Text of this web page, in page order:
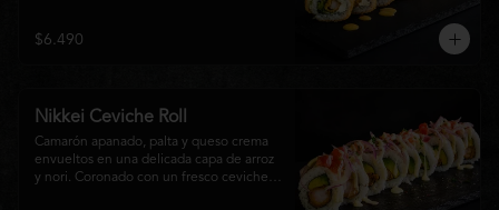
y una sedosa salsa huancaína, finalizada
con toques de pimentón rojo fresco que
$6.490
Nikkei Ceviche Roll
Camarón apanado, palta y queso crema
envueltos en una delicada capa de arroz
y nori. Coronado con un fresco ceviche